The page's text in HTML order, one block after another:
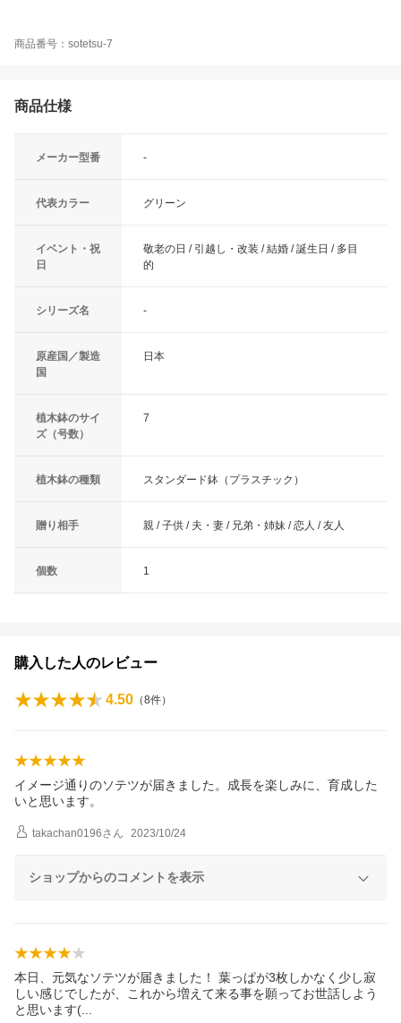
商品番号：sotetsu-7
商品仕様
メーカー型番 -
代表カラー グリーン
イベント・祝
日
敬老の日 / 引越し・改装 / 結婚 / 誕生日 / 多目
的
シリーズ名 -
原産国／製造
国
日本
植木鉢のサイ
ズ（号数）
7
植木鉢の種類 スタンダード鉢（プラスチック）
贈り相手 親 / 子供 / 夫・妻 / 兄弟・姉妹 / 恋人 / 友人
個数 1
購入した人のレビュー
4.50 （8件）
イメージ通りのソテツが届きました。成長を楽しみに、育成した
いと思います。
takachan0196さん 2023/10/24
ショップからのコメントを表示
本日、元気なソテツが届きました！ 葉っぱが3枚しかなく少し寂
しい感じでしたが、これから増えて来る事を願ってお世話しよう
と思います(